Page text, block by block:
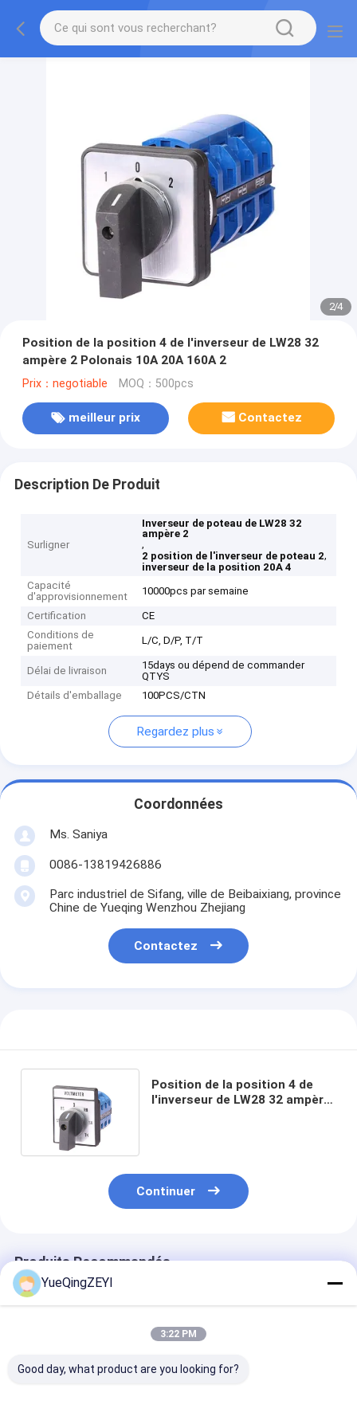
2/4
Position de la position 4 de l'inverseur de LW28 32
ampère 2 Polonais 10A 20A 160A 2
Prix：negotiable MOQ：500pcs
meilleur prix Contactez
Description De Produit
Surligner
Inverseur de poteau de LW28 32
ampère 2
,
2 position de l'inverseur de poteau 2,
inverseur de la position 20A 4
Capacité
d'approvisionnement
10000pcs par semaine
Certification
CE
Conditions de
paiement
L/C, D/P, T/T
Délai de livraison
15days ou dépend de commander
QTYS
Détails d'emballage
100PCS/CTN
Regardez plus
Coordonnées
Ms. Saniya
0086-13819426886
Parc industriel de Sifang, ville de Beibaixiang, province
Chine de Yueqing Wenzhou Zhejiang
Contactez
Position de la position 4 de
l'inverseur de LW28 32 ampère
Continuer
Produits Recommandés
YueQingZEYI
3:22 PM
Good day, what product are you looking for?